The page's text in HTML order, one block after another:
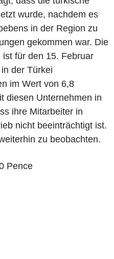
wurde, nachdem es
in der Region zu
gekommen war. Die
für den 15. Februar
der Türkei
im Wert von 6,8
diesen Unternehmen in
ihre Mitarbeiter in
nicht beeinträchtigt ist.
zu beobachten.
Pence